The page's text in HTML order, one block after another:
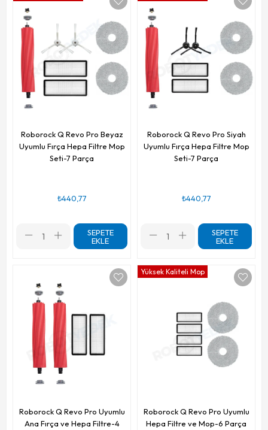
Roborock Q Revo Pro Beyaz
Uyumlu Fırça Hepa Filtre Mop
Seti-7 Parça
₺440,77
SEPETE
EKLE
Roborock Q Revo Pro Siyah
Uyumlu Fırça Hepa Filtre Mop
Seti-7 Parça
₺440,77
SEPETE
EKLE
Roborock Q Revo Pro Uyumlu
Ana Fırça ve Hepa Filtre-4
Roborock Q Revo Pro Uyumlu
Hepa Filtre ve Mop-6 Parça
Yüksek Kaliteli Mop